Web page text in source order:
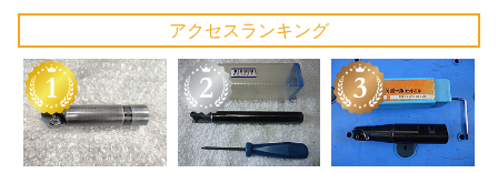
アクセスランキング